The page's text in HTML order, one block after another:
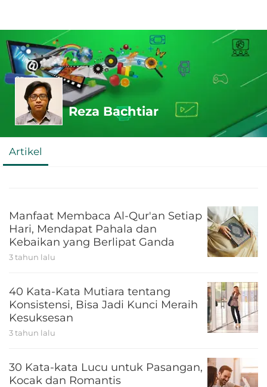
Reza Bachtiar
Artikel
Manfaat Membaca Al-Qur'an Setiap
Hari, Mendapat Pahala dan
Kebaikan yang Berlipat Ganda
3 tahun lalu
40 Kata-Kata Mutiara tentang
Konsistensi, Bisa Jadi Kunci Meraih
Kesuksesan
3 tahun lalu
30 Kata-kata Lucu untuk Pasangan,
Kocak dan Romantis